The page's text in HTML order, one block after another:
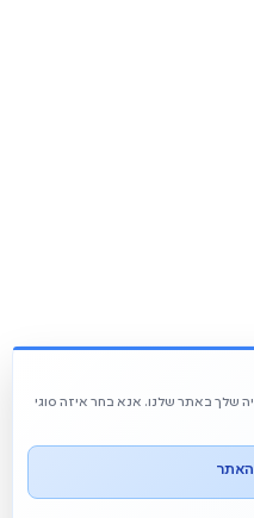
שלך באתר שלנו. אנא בחר איזה סוגי